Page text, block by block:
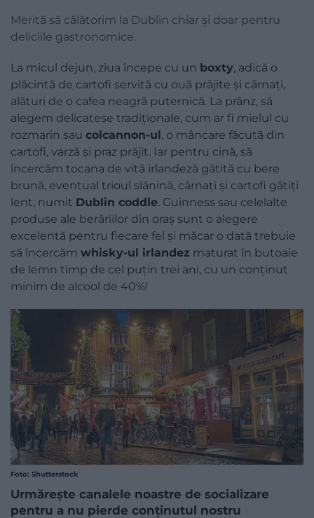
Merită să călătorim la Dublin chiar și doar pentru
deliciile gastronomice.
La micul dejun, ziua începe cu un boxty, adică o
plăcintă de cartofi servită cu ouă prăjite și cârnaţi,
alături de o cafea neagră puternică. La prânz, să
alegem delicatese tradiţionale, cum ar fi mielul cu
rozmarin sau colcannon-ul, o mâncare făcută din
cartofi, varză și praz prăjit. Iar pentru cină, să
încercăm tocana de vită irlandeză gătită cu bere
brună, eventual trioul slănină, cârnaţi și cartofi gătiţi
lent, numit Dublin coddle. Guinness sau celelalte
produse ale berăriilor din oraș sunt o alegere
excelentă pentru fiecare fel și măcar o dată trebuie
să încercăm whisky-ul irlandez maturat în butoaie
de lemn timp de cel puţin trei ani, cu un conţinut
minim de alcool de 40%!
Foto: Shutterstock
Urmărește canalele noastre de socializare
pentru a nu pierde conținutul nostru